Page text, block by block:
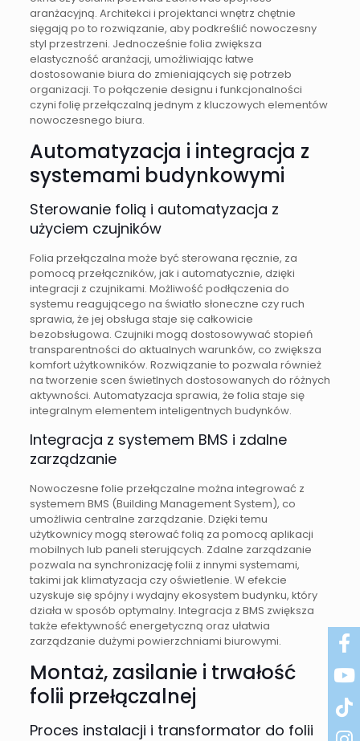
aranżacyjną. Architekci i projektanci wnętrz chętnie
sięgają po to rozwiązanie, aby podkreślić nowoczesny
styl przestrzeni. Jednocześnie folia zwiększa
elastyczność aranżacji, umożliwiając łatwe
dostosowanie biura do zmieniających się potrzeb
organizacji. To połączenie designu i funkcjonalności
czyni folię przełączalną jednym z kluczowych elementów
nowoczesnego biura.
Automatyzacja i integracja z
systemami budynkowymi
Sterowanie folią i automatyzacja z
użyciem czujników
Folia przełączalna może być sterowana ręcznie, za
pomocą przełączników, jak i automatycznie, dzięki
integracji z czujnikami. Możliwość podłączenia do
systemu reagującego na światło słoneczne czy ruch
sprawia, że jej obsługa staje się całkowicie
bezobsługowa. Czujniki mogą dostosowywać stopień
transparentności do aktualnych warunków, co zwiększa
komfort użytkowników. Rozwiązanie to pozwala również
na tworzenie scen świetlnych dostosowanych do różnych
aktywności. Automatyzacja sprawia, że folia staje się
integralnym elementem inteligentnych budynków.
Integracja z systemem BMS i zdalne
zarządzanie
Nowoczesne folie przełączalne można integrować z
systemem BMS (Building Management System), co
umożliwia centralne zarządzanie. Dzięki temu
użytkownicy mogą sterować folią za pomocą aplikacji
mobilnych lub paneli sterujących. Zdalne zarządzanie
pozwala na synchronizację folii z innymi systemami,
takimi jak klimatyzacja czy oświetlenie. W efekcie
uzyskuje się spójny i wydajny ekosystem budynku, który
działa w sposób optymalny. Integracja z BMS zwiększa
także efektywność energetyczną oraz ułatwia
zarządzanie dużymi powierzchniami biurowymi.
Montaż, zasilanie i trwałość
folii przełączalnej
Proces instalacji i transformator do folii